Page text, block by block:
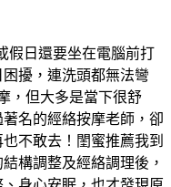
假日還要坐在電腦前打
擾，連洗頭都無法彎
，但大多是當下很舒
名的經絡按摩老師，卻
不敢去！閨蜜推薦我到
構調整及經絡調理後，